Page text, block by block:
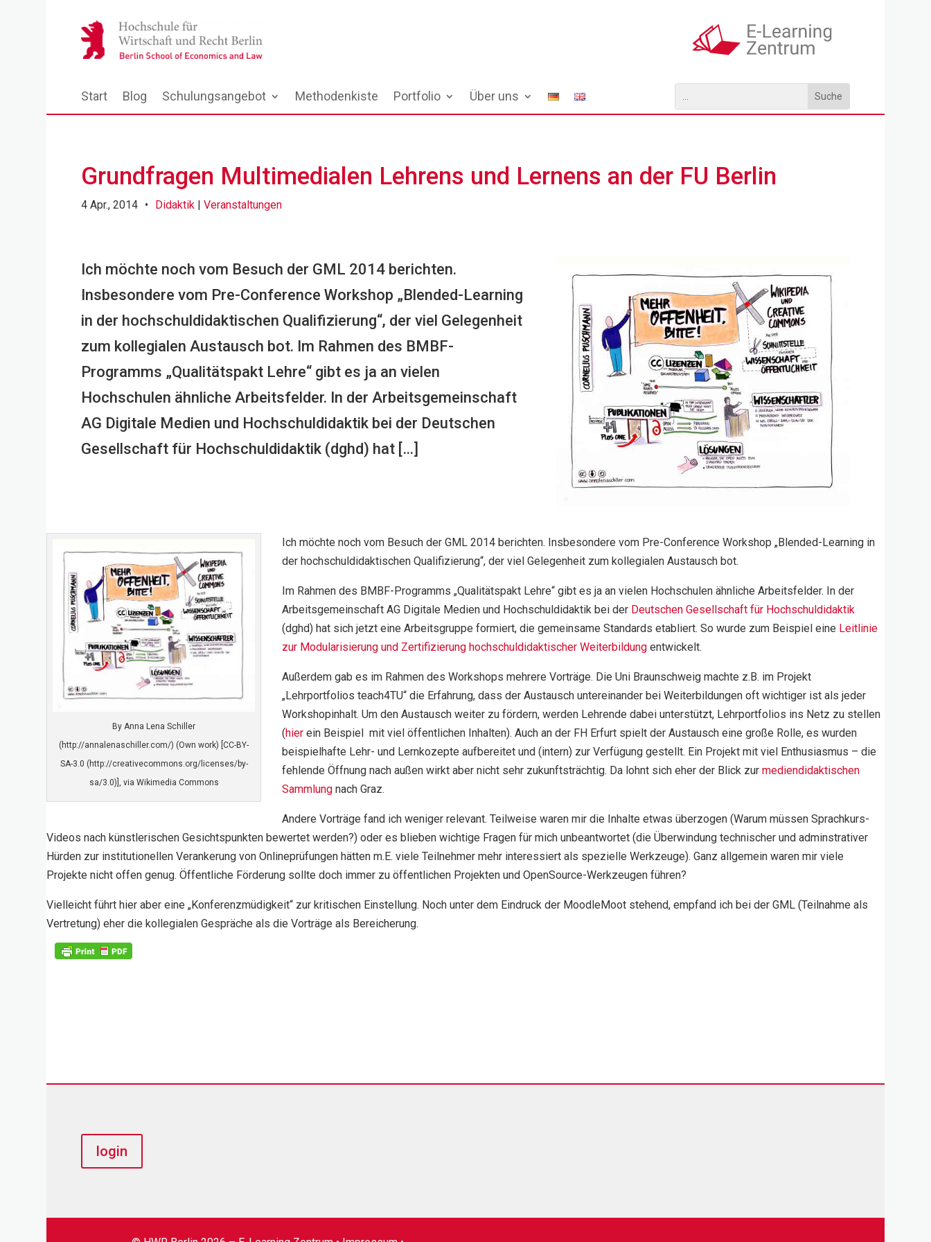
Start Blog Schulungsangebot Methodenkiste Portfolio Über uns
Grundfragen Multimedialen Lehrens und Lernens an der FU Berlin
4 Apr., 2014 • Didaktik |Veranstaltungen
Ich möchte noch vom Besuch der GML 2014 berichten.
Insbesondere vom Pre-Conference Workshop „Blended-Learning
in der hochschuldidaktischen Qualifizierung“, der viel Gelegenheit
zum kollegialen Austausch bot. Im Rahmen des BMBF-
Programms „Qualitätspakt Lehre“ gibt es ja an vielen
Hochschulen ähnliche Arbeitsfelder. In der Arbeitsgemeinschaft
AG Digitale Medien und Hochschuldidaktik bei der Deutschen
Gesellschaft für Hochschuldidaktik (dghd) hat […]
By Anna Lena Schiller
(http://annalenaschiller.com/) (Own work) [CC-BY-
SA-3.0 (http://creativecommons.org/licenses/by-
sa/3.0)], via Wikimedia Commons
Ich möchte noch vom Besuch der GML 2014 berichten. Insbesondere vom Pre-Conference Workshop „Blended-Learning in
der hochschuldidaktischen Qualifizierung“, der viel Gelegenheit zum kollegialen Austausch bot.
Im Rahmen des BMBF-Programms „Qualitätspakt Lehre“ gibt es ja an vielen Hochschulen ähnliche Arbeitsfelder. In der
Arbeitsgemeinschaft AG Digitale Medien und Hochschuldidaktik bei der Deutschen Gesellschaft für Hochschuldidaktik
(dghd) hat sich jetzt eine Arbeitsgruppe formiert, die gemeinsame Standards etabliert. So wurde zum Beispiel eine Leitlinie
zur Modularisierung und Zertifizierung hochschuldidaktischer Weiterbildungentwickelt.
Außerdem gab es im Rahmen des Workshops mehrere Vorträge. Die Uni Braunschweig machte z.B. im Projekt
„Lehrportfolios teach4TU“ die Erfahrung, dass der Austausch untereinander bei Weiterbildungen oft wichtiger ist als jeder
Workshopinhalt. Um den Austausch weiter zu fördern, werden Lehrende dabei unterstützt, Lehrportfolios ins Netz zu stellen
(hier ein Beispiel mit viel öffentlichen Inhalten). Auch an der FH Erfurt spielt der Austausch eine große Rolle, es wurden
beispielhafte Lehr- und Lernkozepte aufbereitet und (intern) zur Verfügung gestellt. Ein Projekt mit viel Enthusiasmus – die
fehlende Öffnung nach außen wirkt aber nicht sehr zukunftsträchtig. Da lohnt sich eher der Blick zurmediendidaktischen
Sammlung nach Graz.
Andere Vorträge fand ich weniger relevant. Teilweise waren mir die Inhalte etwas überzogen (Warum müssen Sprachkurs-
Videos nach künstlerischen Gesichtspunkten bewertet werden?) oder es blieben wichtige Fragen für mich unbeantwortet (die Überwindung technischer und adminstrativer
Hürden zur institutionellen Verankerung von Onlineprüfungen hätten m.E. viele Teilnehmer mehr interessiert als spezielle Werkzeuge). Ganz allgemein waren mir viele
Projekte nicht offen genug. Öffentliche Förderung sollte doch immer zu öffentlichen Projekten und OpenSource-Werkzeugen führen?
Vielleicht führt hier aber eine „Konferenzmüdigkeit“ zur kritischen Einstellung. Noch unter dem Eindruck der MoodleMoot stehend, empfand ich bei der GML (Teilnahme als
Vertretung) eher die kollegialen Gespräche als die Vorträge als Bereicherung.
login